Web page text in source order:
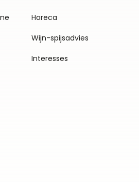
Horeca
Wijn-spijsadvies
Interesses